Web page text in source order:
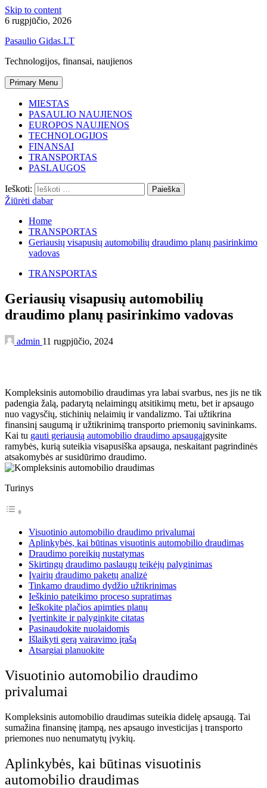
Skip to content
6 rugpjūčio, 2026
Pasaulio Gidas.LT
Technologijos, finansai, naujienos
Primary Menu
MIESTAS
PASAULIO NAUJIENOS
EUROPOS NAUJIENOS
TECHNOLOGIJOS
FINANSAI
TRANSPORTAS
PASLAUGOS
Ieškoti:
Žiūrėti dabar
Home
TRANSPORTAS
Geriausių visapusių automobilių draudimo planų pasirinkimo
vadovas
TRANSPORTAS
Geriausių visapusių automobilių
draudimo planų pasirinkimo vadovas
admin 11 rugpjūčio, 2024
Kompleksinis automobilio draudimas yra labai svarbus, nes jis ne tik
padengia žalą, padarytą nelaimingų atsitikimų metu, bet ir apsaugo
nuo vagysčių, stichinių nelaimių ir vandalizmo. Tai užtikrina
finansinį saugumą ir užtikrinimą transporto priemonių savininkams.
Kai tu gauti geriausią automobilio draudimo apsaugąįgysite
ramybės, kurią suteikia visapusiška apsauga, neskaitant pagrindinės
atsakomybės ar susidūrimo draudimo.
Turinys
Visuotinio automobilio draudimo privalumai
Aplinkybės, kai būtinas visuotinis automobilio draudimas
Draudimo poreikių nustatymas
Skirtingų draudimo paslaugų teikėjų palyginimas
Įvairių draudimo paketų analizė
Tinkamo draudimo dydžio užtikrinimas
Ieškinio pateikimo proceso supratimas
Ieškokite plačios apimties planų
Įvertinkite ir palyginkite citatas
Pasinaudokite nuolaidomis
Išlaikyti gerą vairavimo įrašą
Atsargiai planuokite
Visuotinio automobilio draudimo
privalumai
Kompleksinis automobilio draudimas suteikia didelę apsaugą. Tai
sumažina finansinę įtampą, nes apsaugo investicijas į transporto
priemones nuo nenumatytų įvykių.
Aplinkybės, kai būtinas visuotinis
automobilio draudimas